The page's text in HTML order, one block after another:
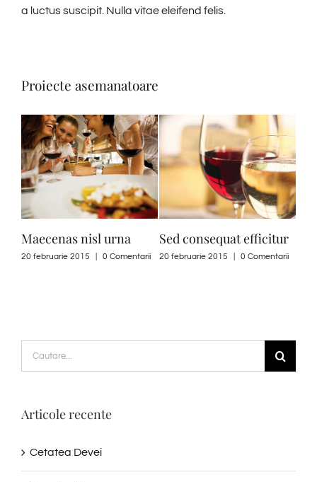
a luctus suscipit. Nulla vitae eleifend felis.
Proiecte asemanatoare
Maecenas nisl urna
20 februarie 2015 0 Comentarii
Sed consequat efficitur
20 februarie 2015 0 Comentarii
Cautare...
Articole recente
Cetatea Devei